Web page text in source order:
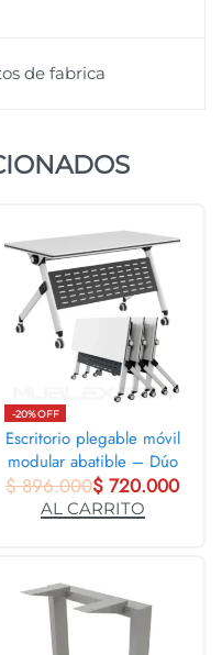
de fabrica
-20% OFF
Escritorio plegable móvil
modular abatible – Dúo
$896.000$ 720.000
AL CARRITO